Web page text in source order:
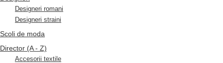
Designeri romani
Designeri straini
Scoli de moda
Director (A - Z)
Accesorii textile